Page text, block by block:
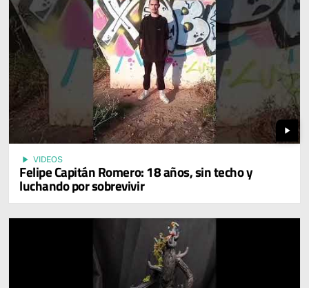
play_arrow
play_arrow VIDEOS
Felipe Capitán Romero: 18 años, sin techo y
luchando por sobrevivir